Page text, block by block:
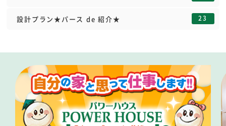
設計プラン★パース de 紹介★ 23